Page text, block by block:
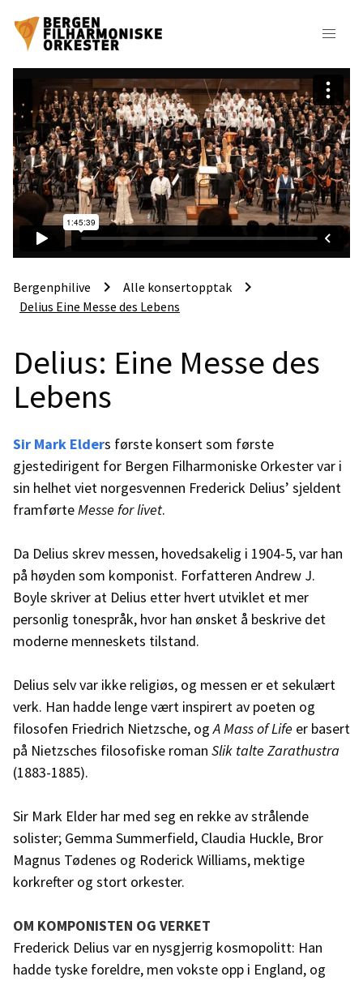
Bergenphilive keyboard_arrow_right Alle konsertopptak keyboard_arrow_right
Delius Eine Messe des Lebens
Delius: Eine Messe des
Lebens
Sir Mark Elders første konsert som første
gjestedirigent for Bergen Filharmoniske Orkester var i
sin helhet viet norgesvennen Frederick Delius’ sjeldent
framførteMesse for livet.
Da Delius skrev messen, hovedsakelig i 1904-5, var han
på høyden som komponist. Forfatteren Andrew J.
Boyle skriver at Delius etter hvert utviklet et mer
personlig tonespråk, hvor han ønsket å beskrive det
moderne menneskets tilstand.
Delius selv var ikke religiøs, og messen er et sekulært
verk. Han hadde lenge vært inspirert av poeten og
filosofen Friedrich Nietzsche, ogA Mass of Life er basert
på Nietzsches filosofiske roman Slik talte Zarathustra
(1883-1885).
Sir Mark Elder har med seg en rekke av strålende
solister; Gemma Summerfield, Claudia Huckle, Bror
Magnus Tødenes og Roderick Williams, mektige
korkrefter og stort orkester.
OM KOMPONISTEN OG VERKET
Frederick Delius var en nysgjerrig kosmopolitt: Han
hadde tyske foreldre, men vokste opp i England, og